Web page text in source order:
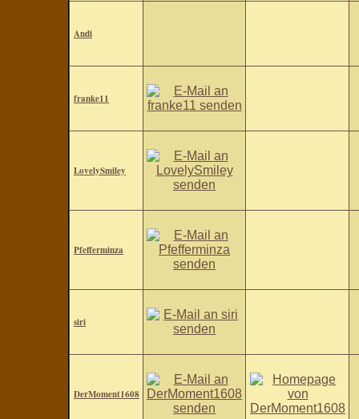
Andi
franke11
LovelySmiley
Pfefferminza
siri
DerMoment1608